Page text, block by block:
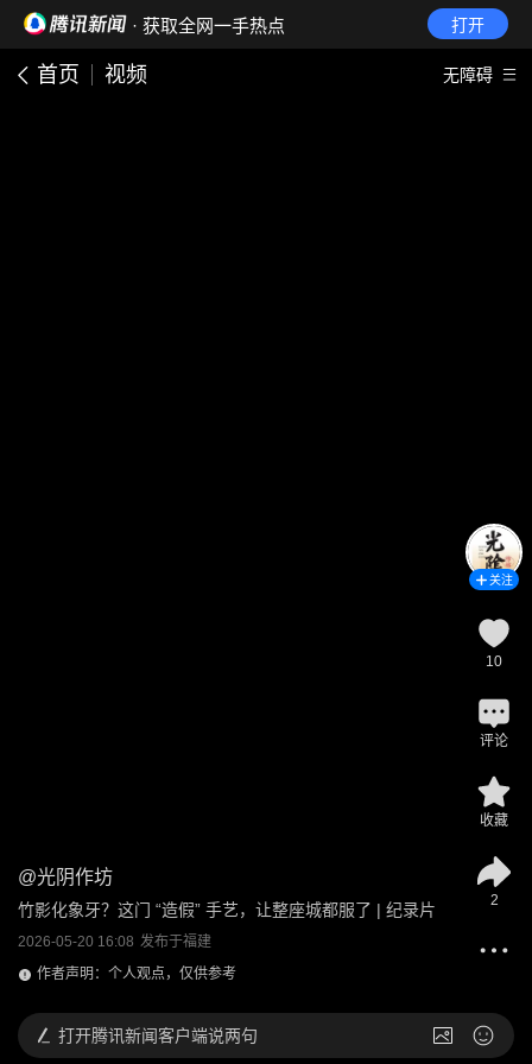
· 获取全网一手热点 打开
首页 视频 无障碍
@光阴作坊
竹影化象牙？这门 “造假” 手艺，让整座城都服了 | 纪录片
2026-05-20 16:08 发布于福建
作者声明：个人观点，仅供参考
关注
10
评论
收藏
2
打开腾讯新闻客户端说两句